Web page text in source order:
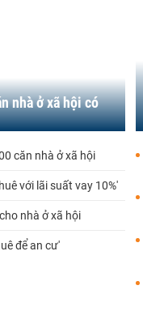
nhà ở xã hội có
căn nhà ở xã hội
với lãi suất vay 10%'
nhà ở xã hội
để an cư'